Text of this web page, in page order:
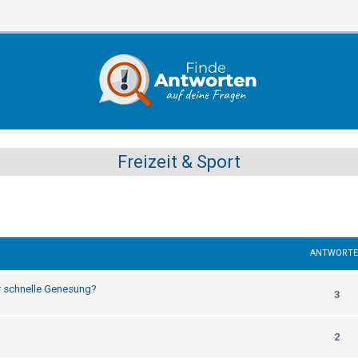
Freizeit & Sport
Genesung? 3
2